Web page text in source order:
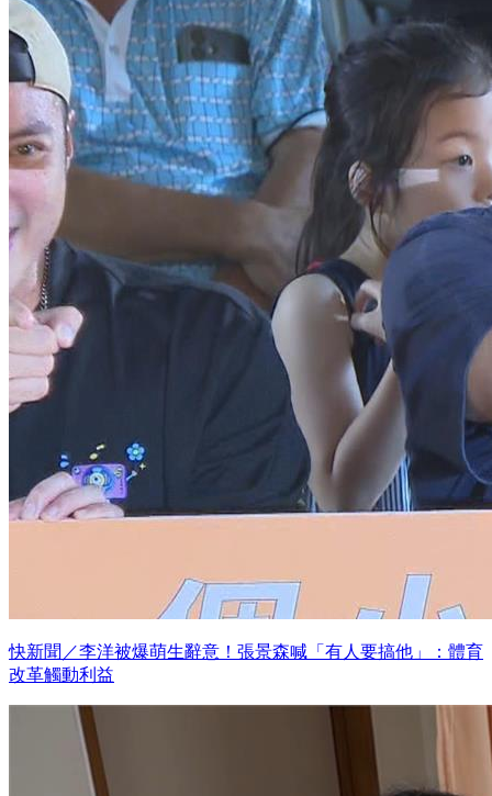
快新聞／李洋被爆萌生辭意！張景森喊「有人要搞他」：體育
改革觸動利益